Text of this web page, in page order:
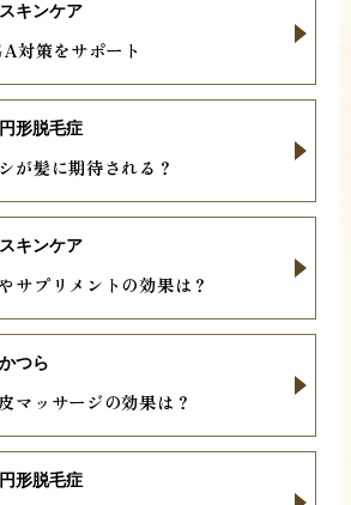
対策をサポート
スキンケア
が髪に期待される？
円形脱毛症
サプリメントの効果は？
スキンケア
マッサージの効果は？
かつら
円形脱毛症